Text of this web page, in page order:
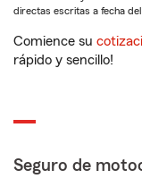
directas escritas a fecha del
Comience su
rápido y sencillo!
Seguro de